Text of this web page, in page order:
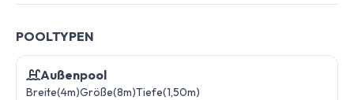
POOLTYPEN
Außenpool
Breite(4m)Größe(8m)Tiefe(1,50m)